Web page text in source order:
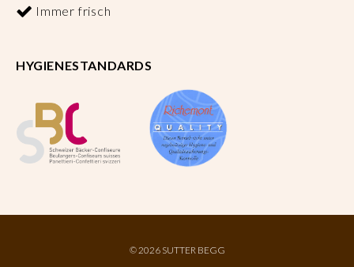
Immer frisch
HYGIENESTANDARDS
©2026 SUTTER BEGG